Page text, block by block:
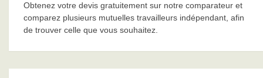
Obtenez votre devis gratuitement sur notre comparateur et
comparez plusieurs mutuelles travailleurs indépendant, afin
de trouver celle que vous souhaitez.